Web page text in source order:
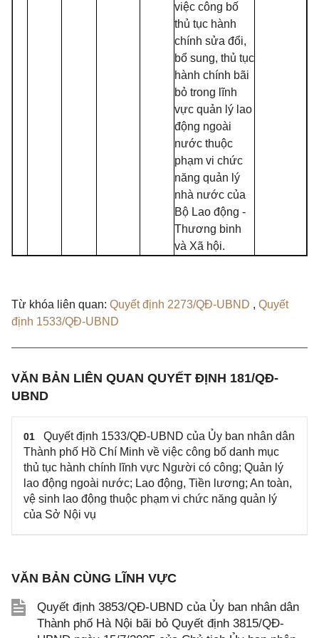
việc công bố
thủ tục hành
chính sửa đổi,
bổ sung, thủ tục
hành chính bãi
bỏ trong lĩnh
vực quản lý lao
động ngoài
nước thuộc
phạm vi chức
năng quản lý
nhà nước của
Bộ Lao động -
Thương binh
và Xã hội.
Từ khóa liên quan: Quyết định 2273/QĐ-UBND , Quyết
định 1533/QĐ-UBND
VĂN BẢN LIÊN QUAN QUYẾT ĐỊNH 181/QĐ-
UBND
01
Quyết định 1533/QĐ-UBND của Ủy ban nhân dân
Thành phố Hồ Chí Minh về việc công bố danh mục
thủ tục hành chính lĩnh vực Người có công; Quản lý
lao động ngoài nước; Lao động, Tiền lương; An toàn,
vệ sinh lao động thuộc phạm vi chức năng quản lý
của Sở Nội vụ
VĂN BẢN CÙNG LĨNH VỰC
Quyết định 3853/QĐ-UBND của Ủy ban nhân dân
Thành phố Hà Nội bãi bỏ Quyết định 3815/QĐ-